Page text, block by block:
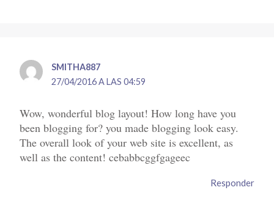
SMITHA887
27/04/2016 A LAS 04:59
Wow, wonderful blog layout! How long have you
been blogging for? you made blogging look easy.
The overall look of your web site is excellent, as
well as the content! cebabbcggfgageec
Responder